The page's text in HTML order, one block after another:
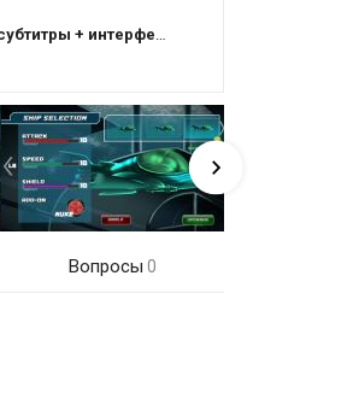
+ интерфейс)
Вопросы 0